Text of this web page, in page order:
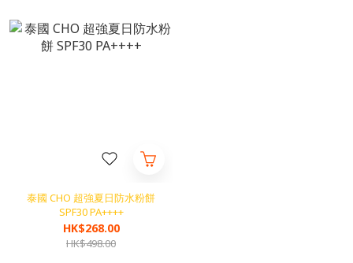
泰國 CHO 超強夏日防水粉餅
SPF30 PA++++
HK$268.00
HK$498.00